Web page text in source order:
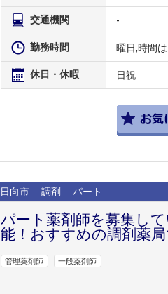
交通機関 -
勤務時間 曜日,時間
休日・休暇 日祝
日向市 調剤 パート
パート薬剤師を募集し
能！おすすめの調剤薬局
管理薬剤師 一般薬剤師